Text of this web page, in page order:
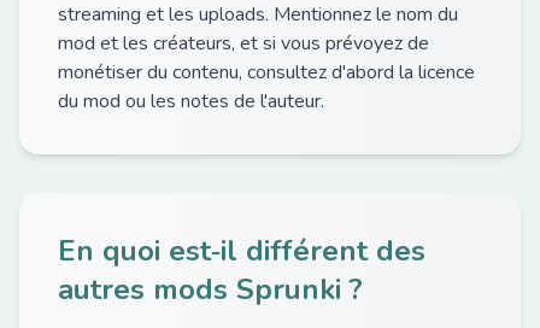
streaming et les uploads. Mentionnez le nom du
mod et les créateurs, et si vous prévoyez de
monétiser du contenu, consultez d'abord la licence
du mod ou les notes de l'auteur.
En quoi est‑il différent des
autres mods Sprunki ?